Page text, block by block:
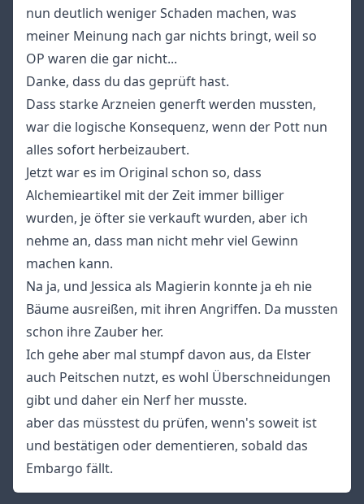
nun deutlich weniger Schaden machen, was
meiner Meinung nach gar nichts bringt, weil so
OP waren die gar nicht...
Danke, dass du das geprüft hast.
Dass starke Arzneien generft werden mussten,
war die logische Konsequenz, wenn der Pott nun
alles sofort herbeizaubert.
Jetzt war es im Original schon so, dass
Alchemieartikel mit der Zeit immer billiger
wurden, je öfter sie verkauft wurden, aber ich
nehme an, dass man nicht mehr viel Gewinn
machen kann.
Na ja, und Jessica als Magierin konnte ja eh nie
Bäume ausreißen, mit ihren Angriffen. Da mussten
schon ihre Zauber her.
Ich gehe aber mal stumpf davon aus, da Elster
auch Peitschen nutzt, es wohl Überschneidungen
gibt und daher ein Nerf her musste.
aber das müsstest du prüfen, wenn's soweit ist
und bestätigen oder dementieren, sobald das
Embargo fällt.